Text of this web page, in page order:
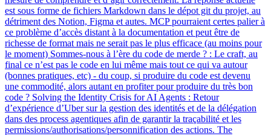
est sous forme de fichiers Markdown dans le dépot git du projet, au
détriment des Notion, Figma et autes. MCP pourraient certes palier à
ce problème d’accès distant à la documentation et peut être de
richesse de format mais ne serait pas le plus efficace (au moins pour
le moment) Sommes-nous à l’ère du code de merde ? : Le craft, au
final ce n’est pas le code en lui même mais tout ce qui va autour
(bonnes pratiques, etc) - du coup, si produire du code est devenu
une commodité, alors autant en profiter pour produire du très bon
code ? Solving the Identity Crisis for AI Agents : Retour
d’expérience d’Uber sur la gestion des identités et de la délégation
dans des process agentiques afin de garantir la traçabilité et les
permissions/authorisations/personnification des actions. The